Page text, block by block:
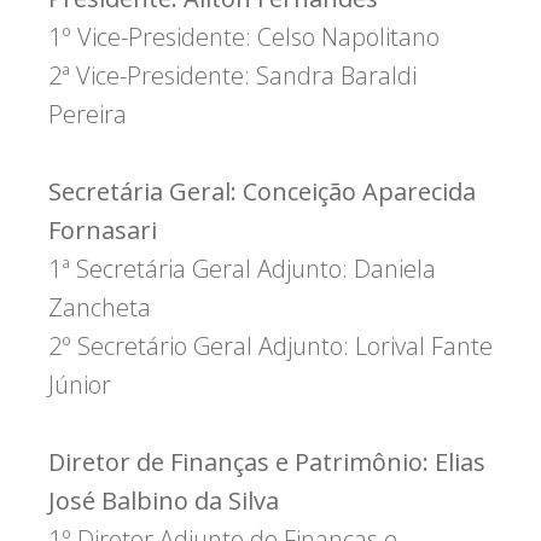
1º Vice-Presidente: Celso Napolitano
2ª Vice-Presidente: Sandra Baraldi
Pereira
Secretária Geral: Conceição Aparecida
Fornasari
1ª Secretária Geral Adjunto: Daniela
Zancheta
2º Secretário Geral Adjunto: Lorival Fante
Júnior
Diretor de Finanças e Patrimônio: Elias
José Balbino da Silva